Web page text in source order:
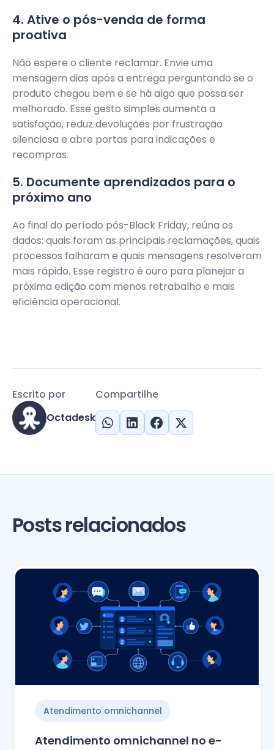
4. Ative o pós-venda de forma
proativa
Não espere o cliente reclamar. Envie uma
mensagem dias após a entrega perguntando se o
produto chegou bem e se há algo que possa ser
melhorado. Esse gesto simples aumenta a
satisfação, reduz devoluções por frustração
silenciosa e abre portas para indicações e
recompras.
5. Documente aprendizados para o
próximo ano
Ao final do período pós-Black Friday, reúna os
dados: quais foram as principais reclamações, quais
processos falharam e quais mensagens resolveram
mais rápido. Esse registro é ouro para planejar a
próxima edição com menos retrabalho e mais
eficiência operacional.
Compartilhe
Escrito por
Octadesk
Posts relacionados
Atendimento omnichannel
Atendimento omnichannel no e-